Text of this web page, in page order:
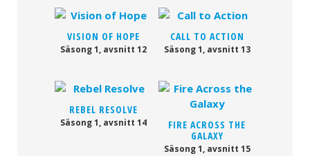
VISION OF HOPE
Säsong 1, avsnitt 12
CALL TO ACTION
Säsong 1, avsnitt 13
REBEL RESOLVE
Säsong 1, avsnitt 14
FIRE ACROSS THE
GALAXY
Säsong 1, avsnitt 15